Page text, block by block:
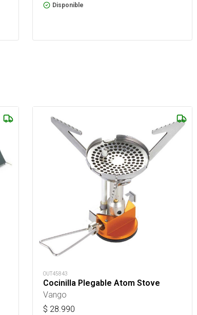
Disponible
OUT45843
Cocinilla Plegable Atom Stove
Vango
$ 28.990